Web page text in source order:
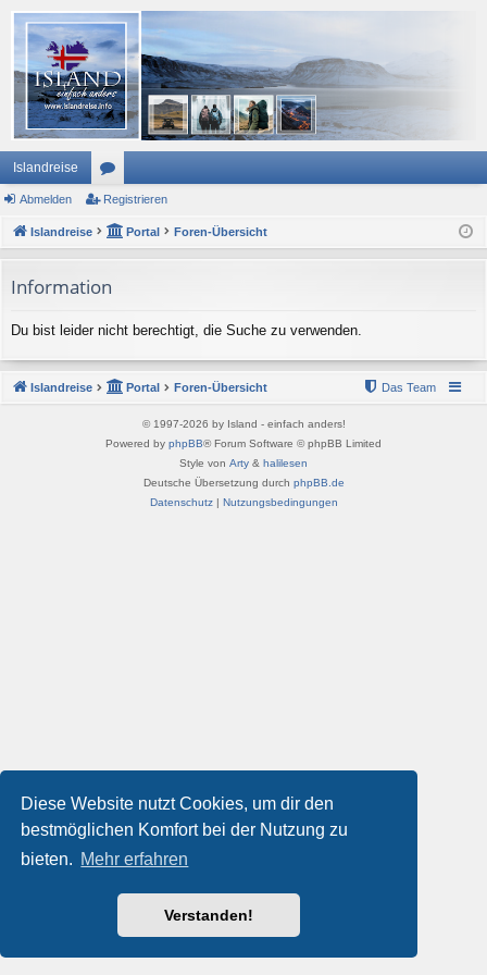
Diese Website nutzt Cookies, um dir den
bestmöglichen Komfort bei der Nutzung zu
bieten. Mehr erfahren
Verstanden!
Islandreise
or
en
Abmelden Registrieren
Islandreise Portal Foren-Übersicht
Information
Du bist leider nicht berechtigt, die Suche zu verwenden.
Islandreise Portal Foren-Übersicht Das Team
© 1997-2026 by Island - einfach anders!
Powered by phpBB® Forum Software © phpBB Limited
Style von Arty & halilesen
Deutsche Übersetzung durch phpBB.de
Datenschutz| Nutzungsbedingungen